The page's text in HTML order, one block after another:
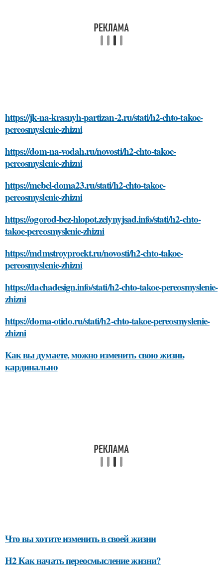
https://jk-na-krasnyh-partizan-2.ru/stati/h2-chto-takoe-
pereosmyslenie-zhizni
https://dom-na-vodah.ru/novosti/h2-chto-takoe-
pereosmyslenie-zhizni
https://mebel-doma23.ru/stati/h2-chto-takoe-
pereosmyslenie-zhizni
https://ogorod-bez-hlopot.zelynyjsad.info/stati/h2-chto-
takoe-pereosmyslenie-zhizni
https://mdmstroyproekt.ru/novosti/h2-chto-takoe-
pereosmyslenie-zhizni
https://dachadesign.info/stati/h2-chto-takoe-pereosmyslenie-
zhizni
https://doma-otido.ru/stati/h2-chto-takoe-pereosmyslenie-
zhizni
Как вы думаете, можно изменить свою жизнь
кардинально
Что вы хотите изменить в своей жизни
H2 Как начать переосмысление жизни?